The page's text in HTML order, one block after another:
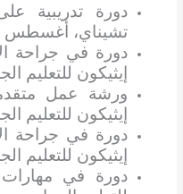
دورة تدريبية
تشيناي، أغسطس 2021 – فبراير 2022
دورة في جراحة
إيثيكون للتعليم
ورشة عمل
إيثيكون للتعليم
دورة في جراحة
إيثيكون للتعليم
دورة في مهارات